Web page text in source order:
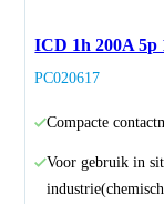
ICD 1h 200A 5p
PC020617
Compacte
Voor gebruik in